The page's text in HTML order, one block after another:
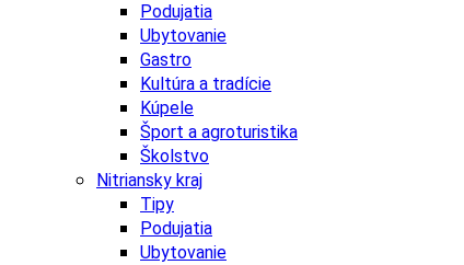
Podujatia
Ubytovanie
Gastro
Kultúra a tradície
Kúpele
Šport a agroturistika
Školstvo
Nitriansky kraj
Tipy
Podujatia
Ubytovanie